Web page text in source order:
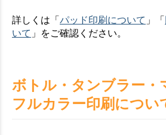
詳しくは「 パッド印刷について 」「
いて 」をご確認ください。
ボトル・タンブラー・
フルカラー印刷につい